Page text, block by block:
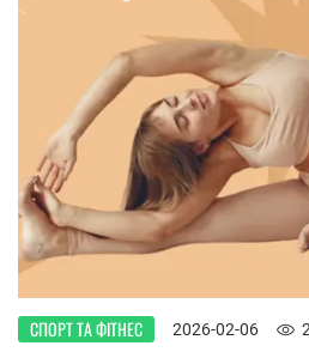
СПОРТ ТА ФІТНЕС 2026-02-06